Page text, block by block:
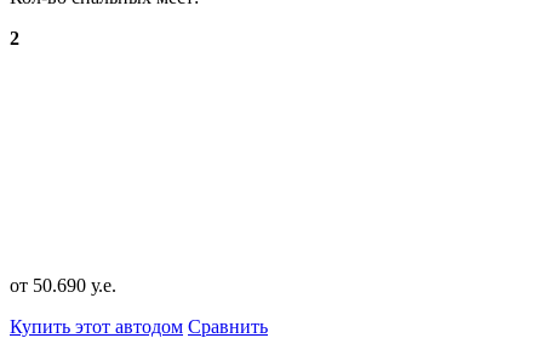
2
от 50.690 у.е.
Купить этот автодом Сравнить